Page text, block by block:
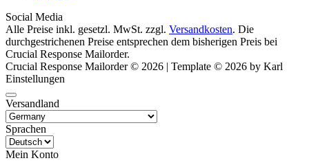
Social Media
Alle Preise inkl. gesetzl. MwSt. zzgl. Versandkosten. Die
durchgestrichenen Preise entsprechen dem bisherigen Preis bei
Crucial Response Mailorder.
Crucial Response Mailorder © 2026 | Template © 2026 by Karl
Einstellungen
Versandland
Sprachen
Mein Konto